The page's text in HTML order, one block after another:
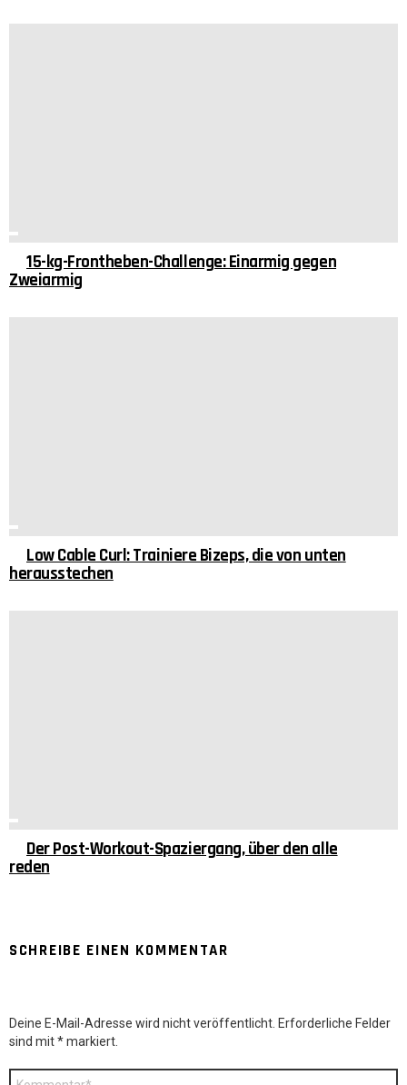
15-kg-Frontheben-Challenge: Einarmig gegen
Zweiarmig
Low Cable Curl: Trainiere Bizeps, die von unten
herausstechen
Der Post-Workout-Spaziergang, über den alle
reden
SCHREIBE EINEN KOMMENTAR
Deine E-Mail-Adresse wird nicht veröffentlicht. Erforderliche Felder
sind mit*markiert.
Kommentar